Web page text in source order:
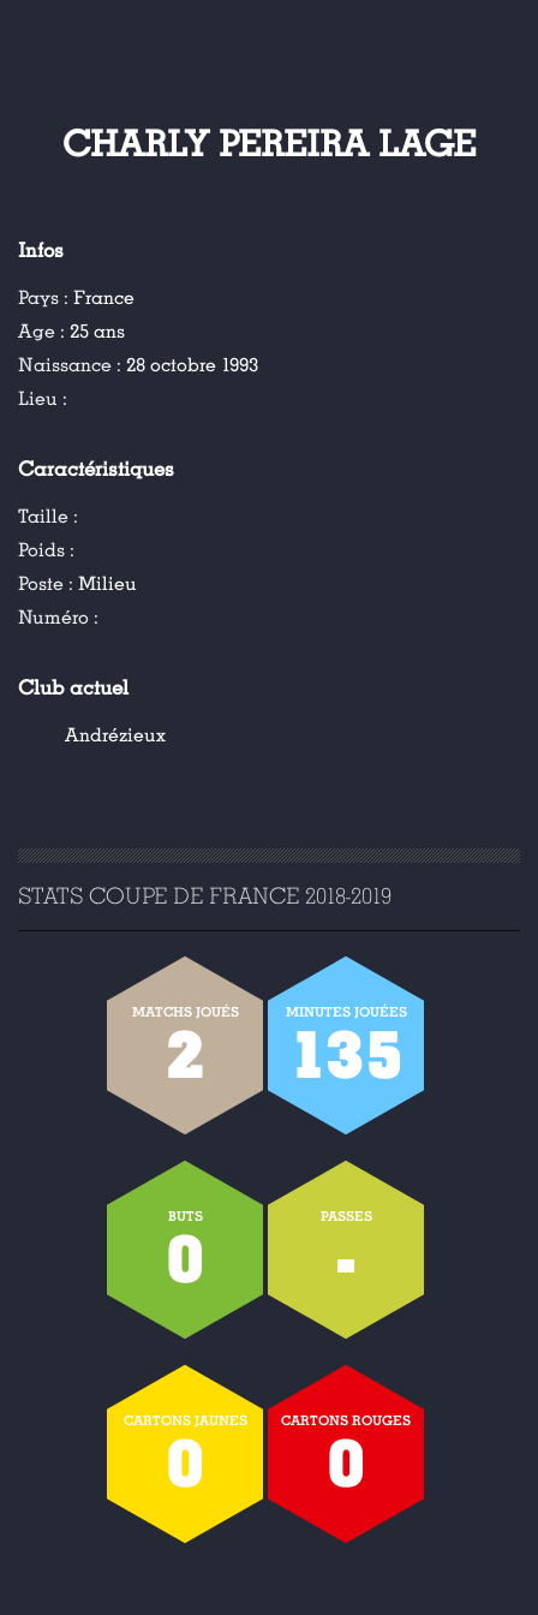
CHARLY PEREIRA LAGE
Infos
Pays : France
Age : 25 ans
Naissance : 28 octobre 1993
Lieu :
Caractéristiques
Taille :
Poids :
Poste : Milieu
Numéro :
Club actuel
Andrézieux
STATS COUPE DE FRANCE 2018-2019
MATCHS JOUÉS
2
MINUTES JOUÉES
135
BUTS
0
PASSES
-
CARTONS JAUNES
0
CARTONS ROUGES
0